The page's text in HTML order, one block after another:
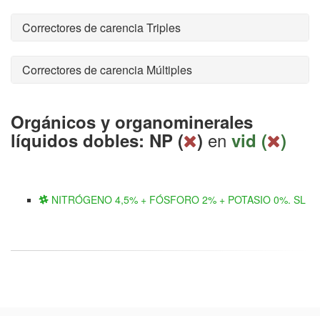
Correctores de carencia Triples
Correctores de carencia Múltiples
Orgánicos y organominerales
líquidos dobles: NP ( ) en vid ( )
NITRÓGENO 4,5% + FÓSFORO 2% + POTASIO 0%. SL